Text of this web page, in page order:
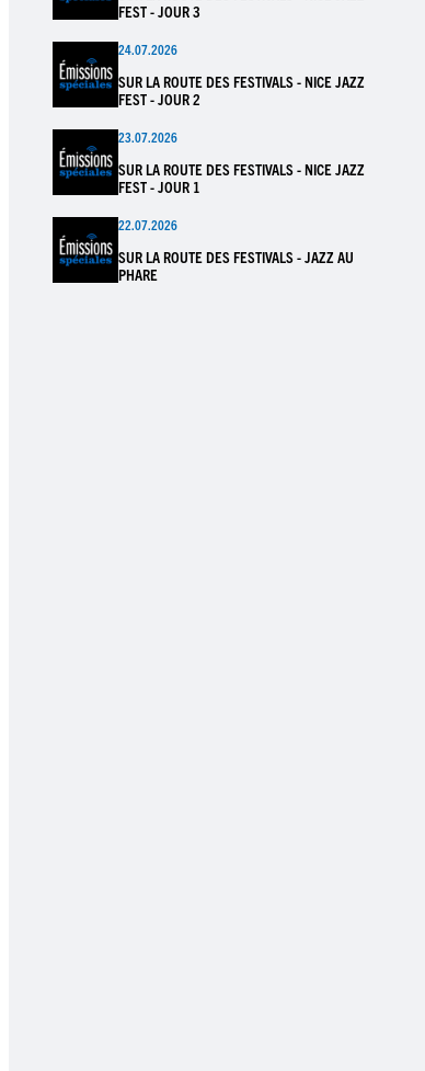
FEST - JOUR 3
24.07.2026
SUR LA ROUTE DES FESTIVALS - NICE JAZZ
FEST - JOUR 2
23.07.2026
SUR LA ROUTE DES FESTIVALS - NICE JAZZ
FEST - JOUR 1
22.07.2026
SUR LA ROUTE DES FESTIVALS - JAZZ AU
PHARE